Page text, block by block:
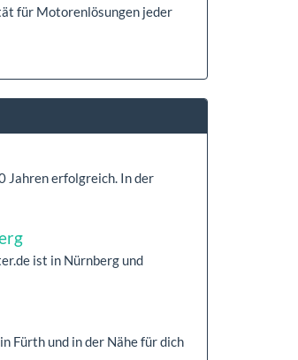
für Motorenlösungen jeder
Jahren erfolgreich. In der
ist in Nürnberg und
Fürth und in der Nähe für dich